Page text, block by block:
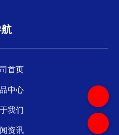
首页
中心
我们
资讯